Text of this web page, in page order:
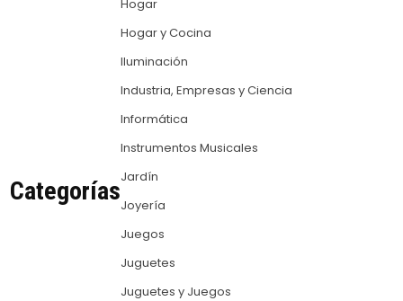
Categorías
Hogar
Hogar y Cocina
Iluminación
Industria, Empresas y Ciencia
Informática
Instrumentos Musicales
Jardín
Joyería
Juegos
Juguetes
Juguetes y Juegos